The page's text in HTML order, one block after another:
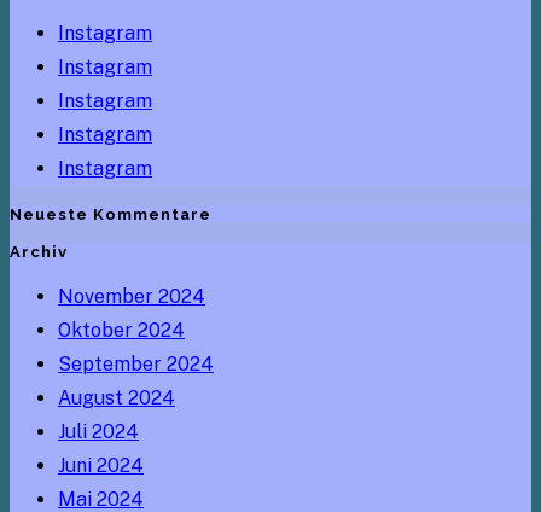
Instagram
Instagram
Instagram
Instagram
Instagram
Neueste Kommentare
Archiv
November 2024
Oktober 2024
September 2024
August 2024
Juli 2024
Juni 2024
Mai 2024